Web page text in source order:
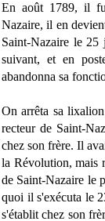
En août 1789, il
Nazaire, il en
Saint-Nazaire le
suivant, et en
abandonna sa
On arrêta sa
recteur de Saint-
chez son frère. Il
la Révolution, mais
de Saint-Nazaire le
quoi il s'exécuta le
s'établit chez son